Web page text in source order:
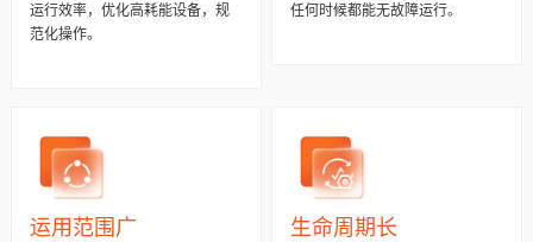
运行效率，优化高耗能设备，规
范化操作。
任何时候都能无故障运行。
运用范围广 生命周期长